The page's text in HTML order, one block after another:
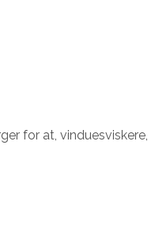
for at, vinduesviskere,